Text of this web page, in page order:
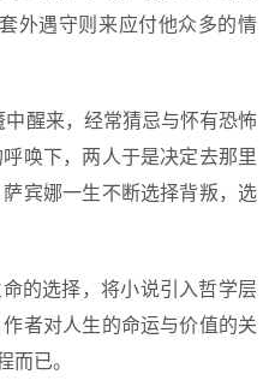
外遇守则来应付他众多的情
醒来，经常猜忌与怀有恐怖
唤下，两人于是决定去那里
宾娜一生不断选择背叛，选
的选择，将小说引入哲学层
者对人生的命运与价值的关
而已。